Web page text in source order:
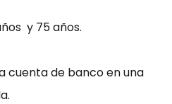
y 75 años.
cuenta de banco en una